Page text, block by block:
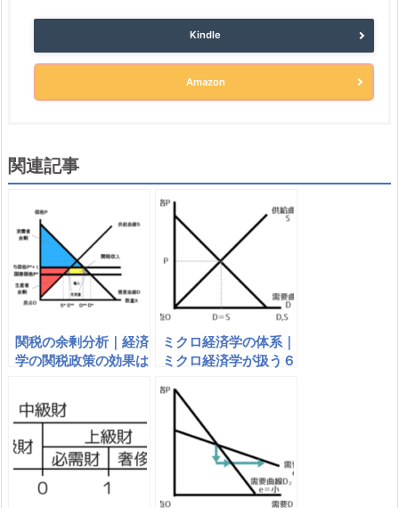
Kindle
Amazon
関連記事
関税の余剰分析｜経済
学の関税政策の効果は
ミクロ経済学の体系｜
ミクロ経済学が扱う６